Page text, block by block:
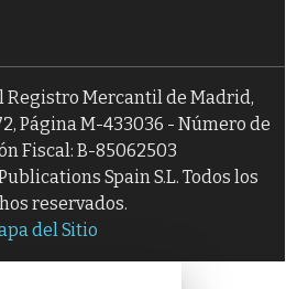
Registro Mercantil de Madrid,
Página M-433036 - Número de
Fiscal: B-85062503
Spain S.L. Todos los
reservados.
del Sitio